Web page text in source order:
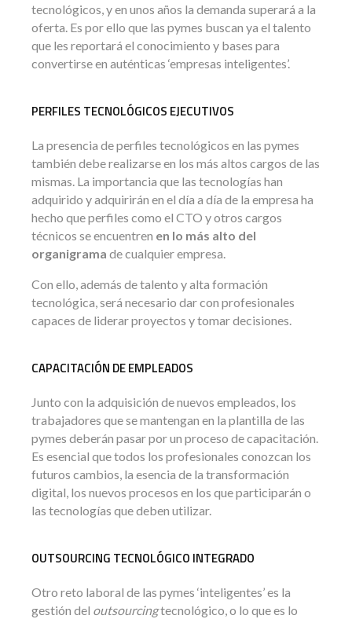
tecnológicos, y en unos años la demanda superará a la
oferta. Es por ello que las pymes buscan ya el talento
que les reportará el conocimiento y bases para
convertirse en auténticas ‘empresas inteligentes’.
PERFILES TECNOLÓGICOS EJECUTIVOS
La presencia de perfiles tecnológicos en las pymes
también debe realizarse en los más altos cargos de las
mismas. La importancia que las tecnologías han
adquirido y adquirirán en el día a día de la empresa ha
hecho que perfiles como el CTO y otros cargos
técnicos se encuentren en lo más alto del
organigrama de cualquier empresa.
Con ello, además de talento y alta formación
tecnológica, será necesario dar con profesionales
capaces de liderar proyectos y tomar decisiones.
CAPACITACIÓN DE EMPLEADOS
Junto con la adquisición de nuevos empleados, los
trabajadores que se mantengan en la plantilla de las
pymes deberán pasar por un proceso de capacitación.
Es esencial que todos los profesionales conozcan los
futuros cambios, la esencia de la transformación
digital, los nuevos procesos en los que participarán o
las tecnologías que deben utilizar.
OUTSOURCING TECNOLÓGICO INTEGRADO
Otro reto laboral de las pymes ‘inteligentes’ es la
gestión del outsourcingtecnológico, o lo que es lo